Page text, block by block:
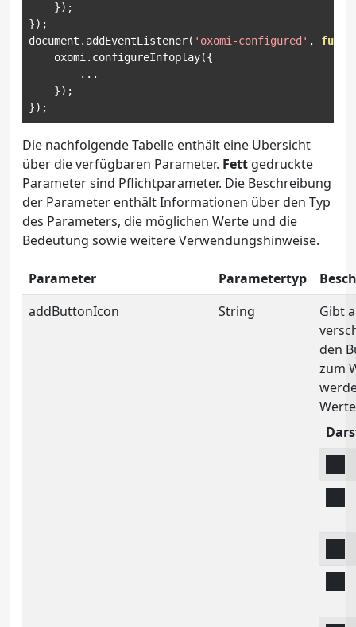
});
});
document . addEventListener( 'oxomi-configured' ,
    oxomi
. configureInfoplay({
...
});
});
Die nachfolgende Tabelle enthält eine Übersicht
über die verfügbaren Parameter. Fett gedruckte
Parameter sind Pflichtparameter. Die Beschreibung
der Parameter enthält Informationen über den Typ
des Parameters, die möglichen Werte und die
Bedeutung sowie weitere Verwendungshinweise.
Parameter Parametertyp
addButtonIcon
String
Gibt
den
zum